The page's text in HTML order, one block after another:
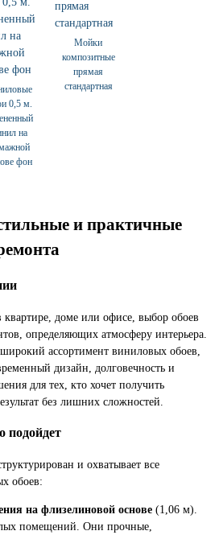
0,5 м.
на
фон
Мойки
композитные
прямая
стандартная
и практичные
квартире, доме или офисе, выбор обоев
определяющих атмосферу интерьера.
ассортимент виниловых обоев,
дизайн, долговечность и
для тех, кто хочет получить
без лишних сложностей.
подойдет
и охватывает все
обоев:
на флизелиновой основе (1,06 м).
помещений. Они прочные,